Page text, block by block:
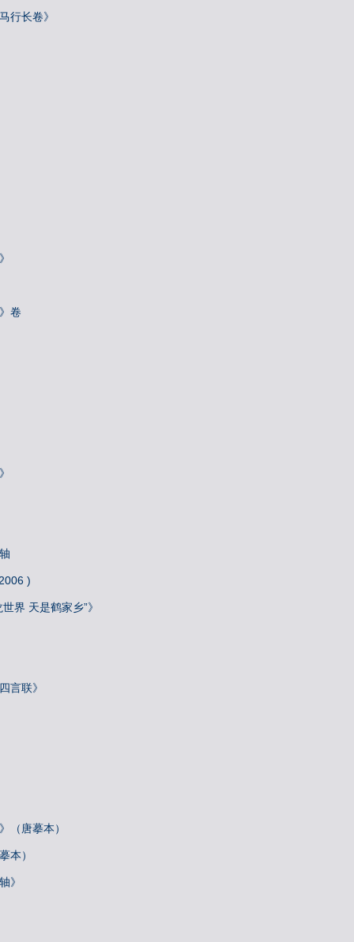
行长卷》
卷
)
界 天是鹤家乡”》
言联》
（唐摹本）
本）
》